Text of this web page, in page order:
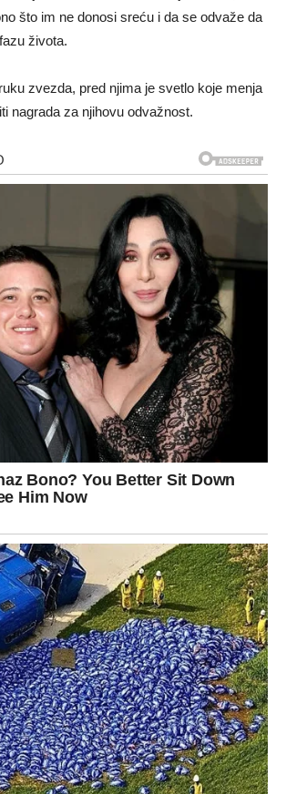
što im ne donosi sreću i da se odvaže da
života.
zvezda, pred njima je svetlo koje menja
nagrada za njihovu odvažnost.